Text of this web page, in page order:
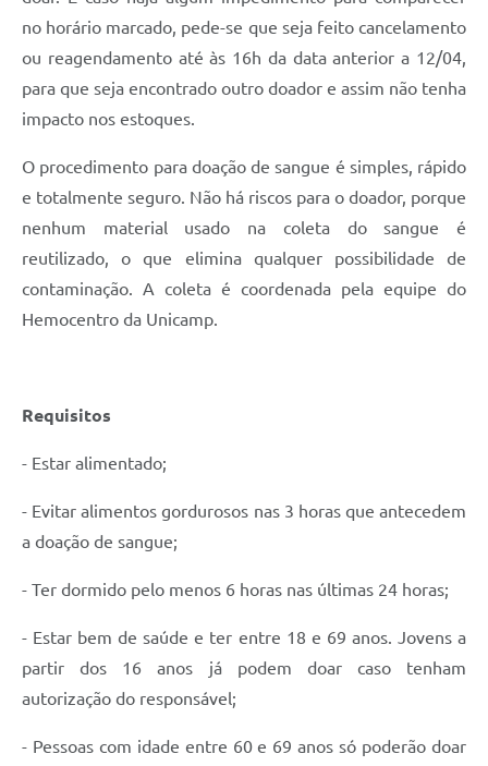
no horário marcado, pede-se que seja feito cancelamento
ou reagendamento até às 16h da data anterior a 12/04,
para que seja encontrado outro doador e assim não tenha
impacto nos estoques.
O procedimento para doação de sangue é simples, rápido
e totalmente seguro. Não há riscos para o doador, porque
nenhum material usado na coleta do sangue é
reutilizado, o que elimina qualquer possibilidade de
contaminação. A coleta é coordenada pela equipe do
Hemocentro da Unicamp.
Requisitos
- Estar alimentado;
- Evitar alimentos gordurosos nas 3 horas que antecedem
a doação de sangue;
- Ter dormido pelo menos 6 horas nas últimas 24 horas;
- Estar bem de saúde e ter entre 18 e 69 anos. Jovens a
partir dos 16 anos já podem doar caso tenham
autorização do responsável;
- Pessoas com idade entre 60 e 69 anos só poderão doar